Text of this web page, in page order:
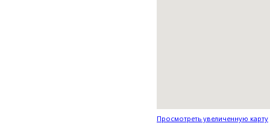
Просмотреть увеличенную карту